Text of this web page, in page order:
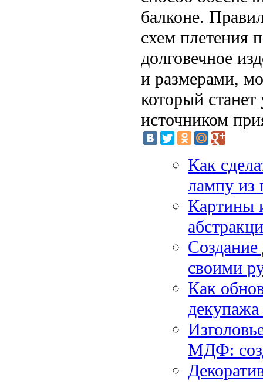
балконе.
схем плетения
долговечное
и размерами,
который
источником
Как
лампу из
Картины
своими
Как
МДФ: